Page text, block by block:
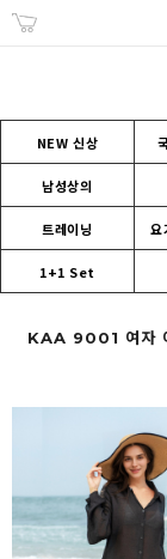
NEW 신상
남성상의
트레이닝 요
1+1 Set
KAA 9001 여자